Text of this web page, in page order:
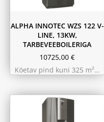
ALPHA INNOTEC WZS 122 V-
LINE, 13KW,
TARBEVEEBOILERIGA
10725,00 €
Köetav pind kuni 325 m²…